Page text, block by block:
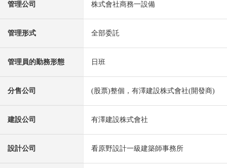
管理公司 株式會社商務一設備
管理形式 全部委託
管理員的勤務形態 日班
分售公司 (股票)整個，有澤建設株式會社(開發商)
建設公司 有澤建設株式會社
設計公司 看原野設計一級建築師事務所